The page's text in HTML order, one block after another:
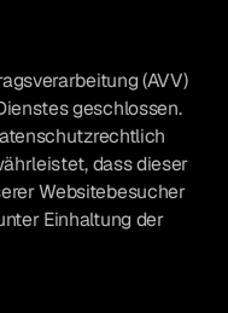
(AVV)
geschlossen.
dass dieser
Websitebesucher
Einhaltung der